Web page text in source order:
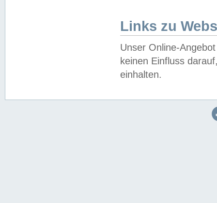
Links zu
Unser Online-
keinen Einfluss
einhalten.